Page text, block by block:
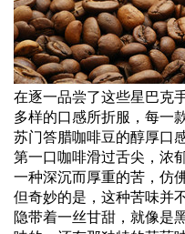
在逐一品尝了这些星巴克
多样的口感所折服，每一
苏门答腊咖啡豆的醇厚口
第一口咖啡滑过舌尖，浓
一种深沉而厚重的苦，仿
但奇妙的是，这种苦味并
隐带着一丝甘甜，就像是